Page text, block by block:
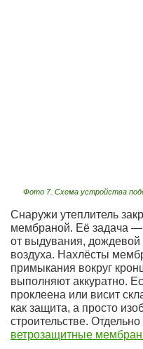
Фото 7. Схема устройства
Снаружи утеплитель
мембраной. Её задача
от выдувания, дождевой
воздуха. Нахлёсты
примыкания вокруг
выполняют аккуратно.
проклеена или висит
как защита, а просто
строительстве.
ветрозащитные